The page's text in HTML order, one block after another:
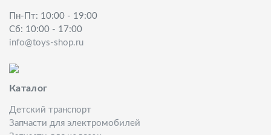
Пн-Пт: 10:00 - 19:00
Сб: 10:00 - 17:00
info@toys-shop.ru
Каталог
Детский транспорт
Запчасти для электромобилей